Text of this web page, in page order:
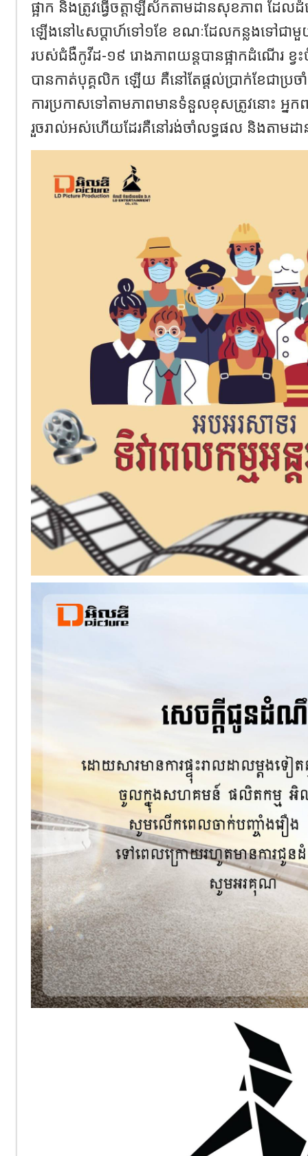
ផ្អាក និងត្រូវធ្វើចត្តាឡីស័កតាមដានសុខភាព ដែល
ឡើងនៅ៤សប្តាហ៍ទៅ១ខែ ខណៈដែលកន្លងទៅជាមួ
របស់ជំងឺកូវីដ-១៩ រោងភាពយន្តបានផ្អាកដំណើរ ខ្
បានកាត់បុគ្គលិក ឡើយ គឺនៅតែផ្តល់ប្រាក់ខែជាប្
ការប្រកាសទៅតាមភាពមានទំនួលខុសត្រូវនោះ អ្នក
រួចរាល់អស់ហើយដែរគឺនៅរង់ចាំលទ្ធផល និងតាមដ